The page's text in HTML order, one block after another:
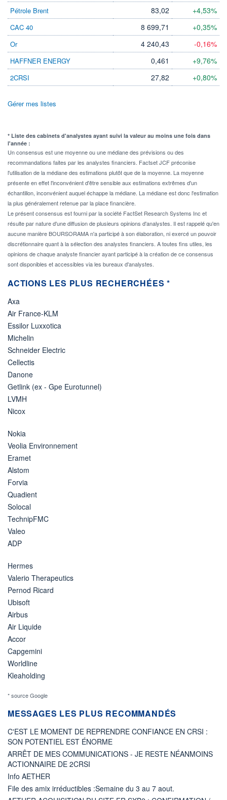
Pétrole Brent 83,02 +4,53%
CAC 40 8 699,71 +0,35%
Or 4 240,43 -0,16%
HAFFNER ENERGY 0,461 +9,76%
2CRSI 27,82 +0,80%
Gérer mes listes
* Liste des cabinets d'analystes ayant suivi la valeur au moins une fois dans
l'année :
Un consensus est une moyenne ou une médiane des prévisions ou des
recommandations faites par les analystes financiers. Factset JCF préconise
l'utilisation de la médiane des estimations plutôt que de la moyenne. La moyenne
présente en effet l'inconvénient d'être sensible aux estimations extrêmes d'un
échantillon, inconvénient auquel échappe la médiane. La médiane est donc l'estimation
la plus généralement retenue par la place financière.
Le présent consensus est fourni par la société FactSet Research Systems Inc et
résulte par nature d'une diffusion de plusieurs opinions d'analystes. Il est rappelé qu'en
aucune manière BOURSORAMA n'a participé à son élaboration, ni exercé un pouvoir
discrétionnaire quant à la sélection des analystes financiers. A toutes fins utiles, les
opinions de chaque analyste financier ayant participé à la création de ce consensus
sont disponibles et accessibles via les bureaux d'analystes.
ACTIONS LES PLUS RECHERCHÉES *
Axa
Air France-KLM
Essilor Luxxotica
Michelin
Schneider Electric
Cellectis
Danone
Getlink (ex - Gpe Eurotunnel)
LVMH
Nicox
Nokia
Veolia Environnement
Eramet
Alstom
Forvia
Quadient
Solocal
TechnipFMC
Valeo
ADP
Hermes
Valerio Therapeutics
Pernod Ricard
Ubisoft
Airbus
Air Liquide
Accor
Capgemini
Worldline
Kleaholding
* source Google
MESSAGES LES PLUS RECOMMANDÉS
C'EST LE MOMENT DE REPRENDRE CONFIANCE EN CRSI :
SON POTENTIEL EST ÉNORME
ARRÊT DE MES COMMUNICATIONS - JE RESTE NÉANMOINS
ACTIONNAIRE DE 2CRSI
Info AETHER
File des amix irréductibles :Semaine du 3 au 7 aout.